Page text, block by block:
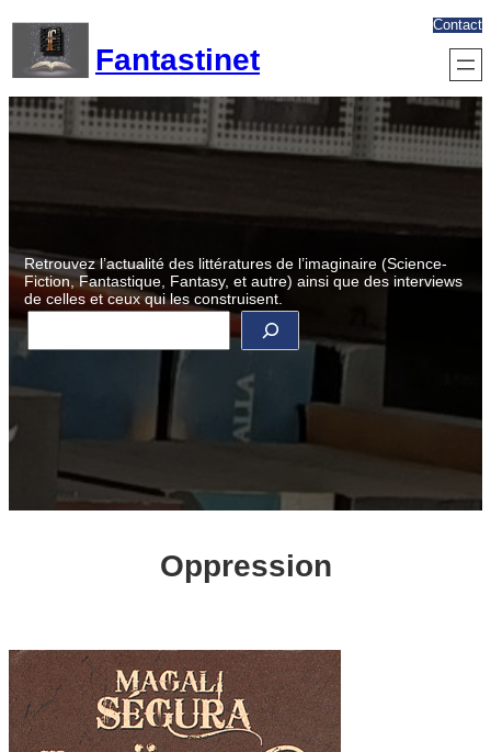
contenu
Fantastinet
Contact
Retrouvez l’actualité des littératures de l’imaginaire (Science-
Fiction, Fantastique, Fantasy, et autre) ainsi que des interviews
de celles et ceux qui les construisent.
R
e
c
e
Oppression